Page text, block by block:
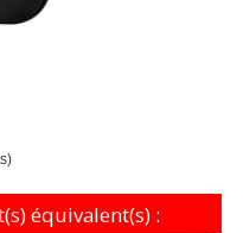
équivalent(s) :